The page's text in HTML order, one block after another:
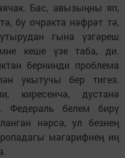
Бас, авызыңны яп,
бу очракта нәфрәт тә,
гына үз­гәреш
кеше үзе таба, ди.
бернинди проблема
укытучы бер тигез.
ки­ресенчә, дустанә
Федераль белем бирү
нәрсә, ул безнең
мәга­риф­нең иң